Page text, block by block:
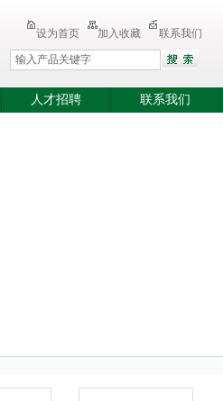
设为首页 加入收藏 联系我们
人才招聘 联系我们